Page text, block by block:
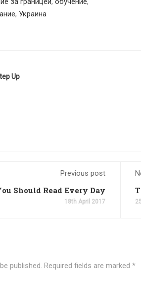
, Украина
Up
Previous post
Should Read Every Day
18th April 2017
published. Required fields are marked *